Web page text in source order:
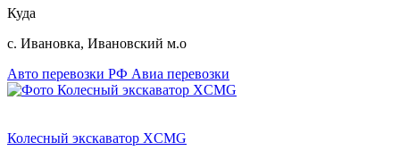
Куда
с. Ивановка, Ивановский м.о
Авто перевозки РФ Авиа перевозки
Колесный экскаватор XCMG